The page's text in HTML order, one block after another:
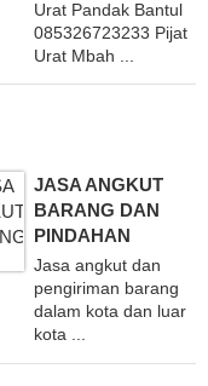
Urat Pandak Bantul
085326723233 Pijat
Urat Mbah ...
JASA ANGKUT
BARANG DAN
PINDAHAN
Jasa angkut dan
pengiriman barang
dalam kota dan luar
kota ...